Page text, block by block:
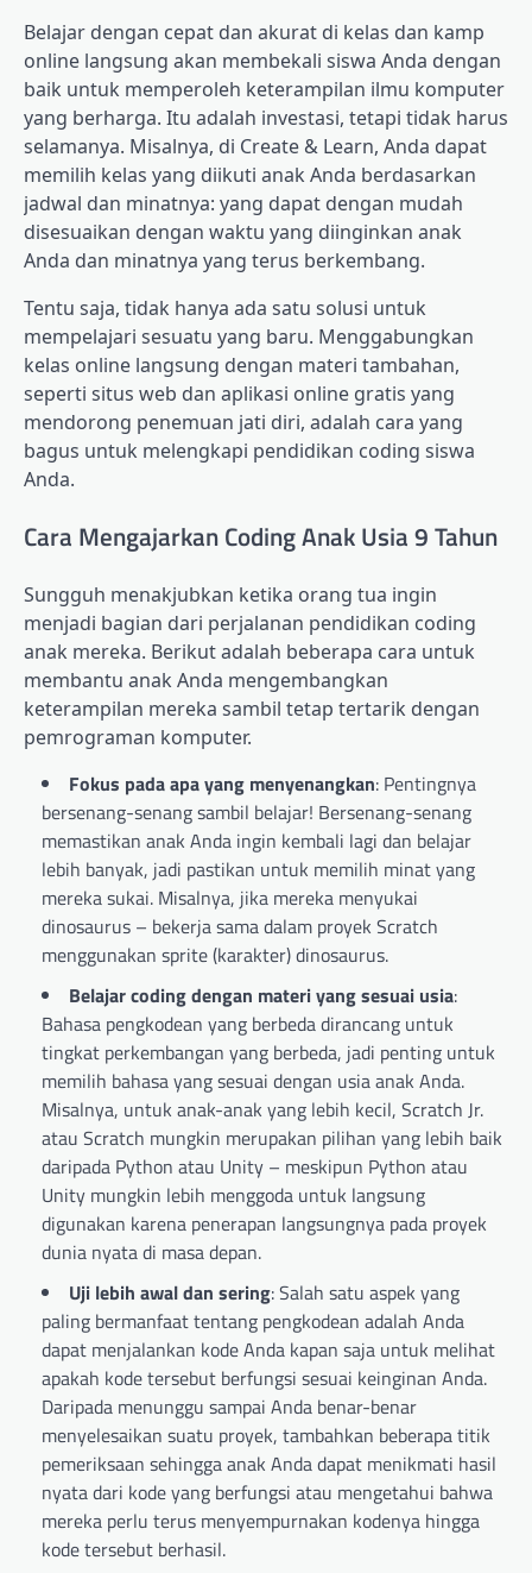
Belajar dengan cepat dan akurat di kelas dan kamp
online langsung akan membekali siswa Anda dengan
baik untuk memperoleh keterampilan ilmu komputer
yang berharga. Itu adalah investasi, tetapi tidak harus
selamanya. Misalnya, di Create & Learn, Anda dapat
memilih kelas yang diikuti anak Anda berdasarkan
jadwal dan minatnya: yang dapat dengan mudah
disesuaikan dengan waktu yang diinginkan anak
Anda dan minatnya yang terus berkembang.
Tentu saja, tidak hanya ada satu solusi untuk
mempelajari sesuatu yang baru. Menggabungkan
kelas online langsung dengan materi tambahan,
seperti situs web dan aplikasi online gratis yang
mendorong penemuan jati diri, adalah cara yang
bagus untuk melengkapi pendidikan coding siswa
Anda.
Cara Mengajarkan Coding Anak Usia 9 Tahun
Sungguh menakjubkan ketika orang tua ingin
menjadi bagian dari perjalanan pendidikan coding
anak mereka. Berikut adalah beberapa cara untuk
membantu anak Anda mengembangkan
keterampilan mereka sambil tetap tertarik dengan
pemrograman komputer.
Fokus pada apa yang menyenangkan: Pentingnya
bersenang-senang sambil belajar! Bersenang-senang
memastikan anak Anda ingin kembali lagi dan belajar
lebih banyak, jadi pastikan untuk memilih minat yang
mereka sukai. Misalnya, jika mereka menyukai
dinosaurus – bekerja sama dalam proyek Scratch
menggunakan sprite (karakter) dinosaurus.
Belajar coding dengan materi yang sesuai usia:
Bahasa pengkodean yang berbeda dirancang untuk
tingkat perkembangan yang berbeda, jadi penting untuk
memilih bahasa yang sesuai dengan usia anak Anda.
Misalnya, untuk anak-anak yang lebih kecil, Scratch Jr.
atau Scratch mungkin merupakan pilihan yang lebih baik
daripada Python atau Unity – meskipun Python atau
Unity mungkin lebih menggoda untuk langsung
digunakan karena penerapan langsungnya pada proyek
dunia nyata di masa depan.
Uji lebih awal dan sering: Salah satu aspek yang
paling bermanfaat tentang pengkodean adalah Anda
dapat menjalankan kode Anda kapan saja untuk melihat
apakah kode tersebut berfungsi sesuai keinginan Anda.
Daripada menunggu sampai Anda benar-benar
menyelesaikan suatu proyek, tambahkan beberapa titik
pemeriksaan sehingga anak Anda dapat menikmati hasil
nyata dari kode yang berfungsi atau mengetahui bahwa
mereka perlu terus menyempurnakan kodenya hingga
kode tersebut berhasil.